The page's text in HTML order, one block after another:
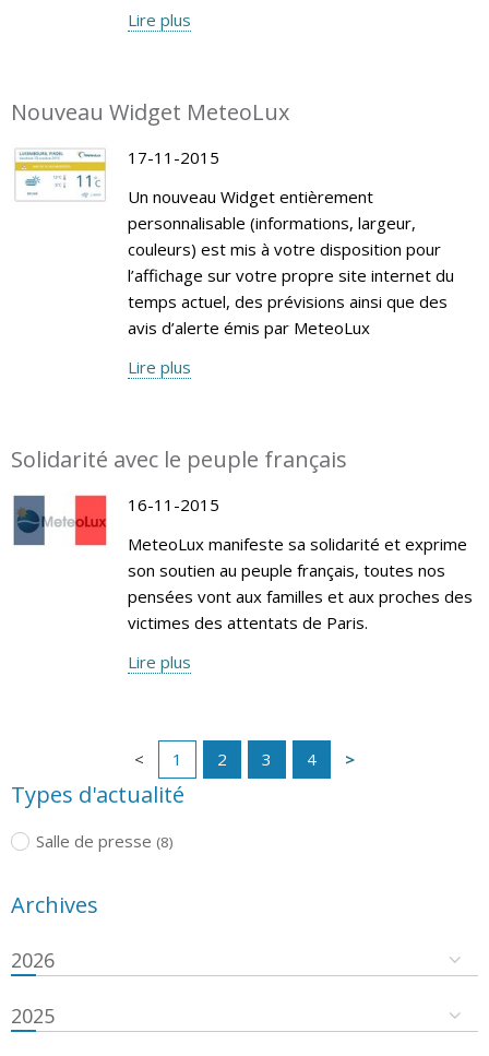
Lire plus
Nouveau Widget MeteoLux
17-11-2015
Un nouveau Widget entièrement
personnalisable (informations, largeur,
couleurs) est mis à votre disposition pour
l’affichage sur votre propre site internet du
temps actuel, des prévisions ainsi que des
avis d’alerte émis par MeteoLux
Lire plus
Solidarité avec le peuple français
16-11-2015
MeteoLux manifeste sa solidarité et exprime
son soutien au peuple français, toutes nos
pensées vont aux familles et aux proches des
victimes des attentats de Paris.
Lire plus
1 2 3 4
Types d'actualité
Salle de presse (8)
Archives
2026
2025